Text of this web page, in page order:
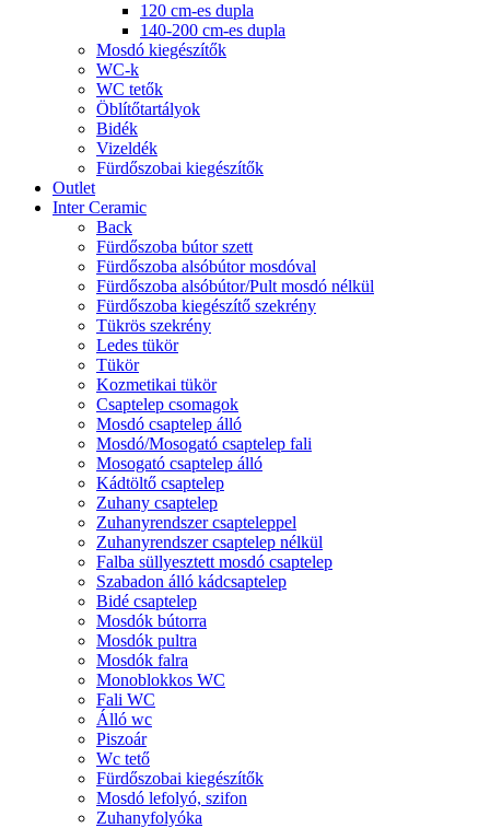
120 cm-es dupla
140-200 cm-es dupla
Mosdó kiegészítők
WC-k
WC tetők
Öblítőtartályok
Bidék
Vizeldék
Fürdőszobai kiegészítők
Outlet
Inter Ceramic
Back
Fürdőszoba bútor szett
Fürdőszoba alsóbútor mosdóval
Fürdőszoba alsóbútor/Pult mosdó nélkül
Fürdőszoba kiegészítő szekrény
Tükrös szekrény
Ledes tükör
Tükör
Kozmetikai tükör
Csaptelep csomagok
Mosdó csaptelep álló
Mosdó/Mosogató csaptelep fali
Mosogató csaptelep álló
Kádtöltő csaptelep
Zuhany csaptelep
Zuhanyrendszer csapteleppel
Zuhanyrendszer csaptelep nélkül
Falba süllyesztett mosdó csaptelep
Szabadon álló kádcsaptelep
Bidé csaptelep
Mosdók bútorra
Mosdók pultra
Mosdók falra
Monoblokkos WC
Fali WC
Álló wc
Piszoár
Wc tető
Fürdőszobai kiegészítők
Mosdó lefolyó, szifon
Zuhanyfolyóka